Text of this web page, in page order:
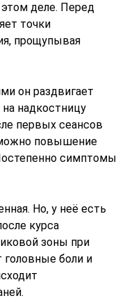
деле. Перед
точки
прощупывая
он раздвигает
надкостницу
первых сеансов
повышение
симптомы
Но, у неё есть
курса
зоны при
головные боли и